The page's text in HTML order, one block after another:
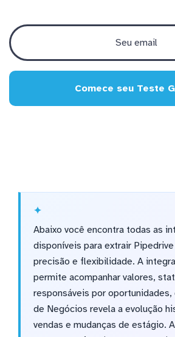
Comece seu Teste
Abaixo você encontra todas as
disponíveis para extrair
precisão e flexibilidade. A
permite acompanhar valores,
responsáveis por oportunidades,
de Negócios revela a evolução
vendas e mudanças de estágio.